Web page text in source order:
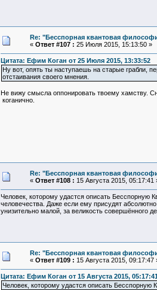
Re: "Бесспорная квантовая
« Ответ #107 : 25 Июля 2015, 15:13:50 »
Цитата: Ефим Коган от 25 Июля 2015, 13:33:52
Ну вот, опять ты наступаешь на старые грабли,
отстаивания своего мнения.
Не вижу смысла оппонировать твоему хамству.
коганично.
Re: "Бесспорная квантовая
« Ответ #108 : 15 Августа 2015, 05:17:41
Человек, которому удастся описать Бесспорную
человечества. Даже если ему присудят
унизительно малой, за великость совершённого
Re: "Бесспорная квантовая
« Ответ #109 : 15 Августа 2015, 09:17:47
Цитата: Ефим Коган от 15 Августа 2015,
Человек, которому удастся описать